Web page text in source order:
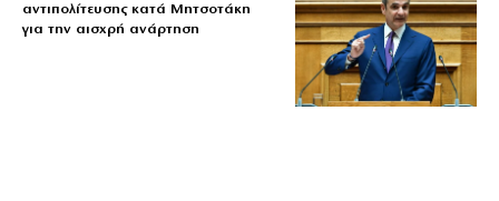
αντιπολίτευσης κατά Μητσοτάκη
για την αισχρή ανάρτηση